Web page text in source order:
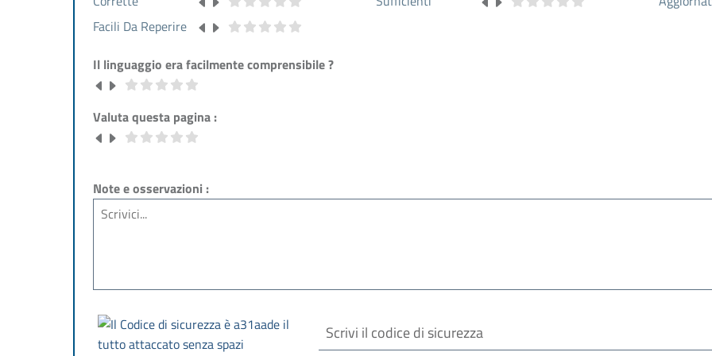
Facili Da Reperire
Il linguaggio era facilmente comprensibile ?
Valuta questa pagina :
Note e osservazioni :